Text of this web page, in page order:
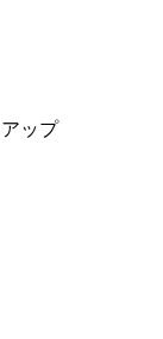
ップ